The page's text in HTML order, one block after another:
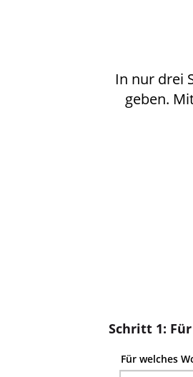
In nur drei
geben.
Schritt 1:
Für welches